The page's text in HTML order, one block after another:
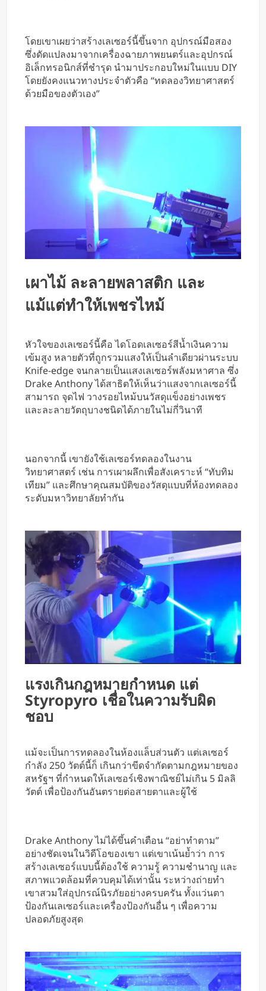
โดยเขาเผยว่าสร้างเลเซอร์นี้ขึ้นจาก อุปกรณ์มือสอง
ซึ่งดัดแปลงมาจากเครื่องฉายภาพยนตร์และอุปกรณ์
อิเล็กทรอนิกส์ที่ชำรุด นำมาประกอบใหม่ในแบบ DIY
โดยยังคงแนวทางประจำตัวคือ “ทดลองวิทยาศาสตร์
ด้วยมือของตัวเอง”
เผาไม้ ละลายพลาสติก และ
แม้แต่ทำให้เพชรไหม้
หัวใจของเลเซอร์นี้คือ ไดโอดเลเซอร์สีน้ำเงินความ
เข้มสูง หลายตัวที่ถูกรวมแสงให้เป็นลำเดียวผ่านระบบ
Knife-edge จนกลายเป็นแสงเลเซอร์พลังมหาศาล ซึ่ง
Drake Anthony ได้สาธิตให้เห็นว่าแสงจากเลเซอร์นี้
สามารถ จุดไฟ วางรอยไหม้บนวัสดุแข็งอย่างเพชร
และละลายวัตถุบางชนิดได้ภายในไม่กี่วินาที
นอกจากนี้ เขายังใช้เลเซอร์ทดลองในงาน
วิทยาศาสตร์ เช่น การเผาผลึกเพื่อสังเคราะห์ “ทับทิม
เทียม” และศึกษาคุณสมบัติของวัสดุแบบที่ห้องทดลอง
ระดับมหาวิทยาลัยทำกัน
แรงเกินกฎหมายกำหนด แต่
Styropyro เชื่อในความรับผิด
ชอบ
แม้จะเป็นการทดลองในห้องแล็บส่วนตัว แต่เลเซอร์
กำลัง 250 วัตต์นี้ก็ เกินกว่าขีดจำกัดตามกฎหมายของ
สหรัฐฯ ที่กำหนดให้เลเซอร์เชิงพาณิชย์ไม่เกิน 5 มิลลิ
วัตต์ เพื่อป้องกันอันตรายต่อสายตาและผู้ใช้
Drake Anthony ไม่ได้ขึ้นคำเตือน “อย่าทำตาม”
อย่างชัดเจนในวิดีโอของเขา แต่เขาเน้นย้ำว่า การ
สร้างเลเซอร์แบบนี้ต้องใช้ ความรู้ ความชำนาญ และ
สภาพแวดล้อมที่ควบคุมได้เท่านั้น ระหว่างถ่ายทำ
เขาสวมใส่อุปกรณ์นิรภัยอย่างครบครัน ทั้งแว่นตา
ป้องกันเลเซอร์และเครื่องป้องกันอื่น ๆ เพื่อความ
ปลอดภัยสูงสุด